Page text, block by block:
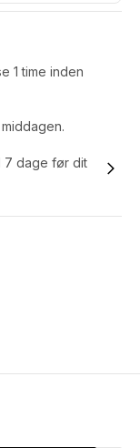
1 time inden
7 dage før dit